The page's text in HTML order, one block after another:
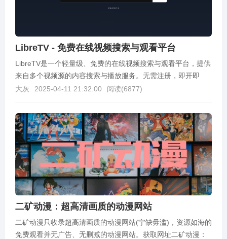
LibreTV - 免费在线视频搜索与观看平台
LibreTV是一个轻量级、免费的在线视频搜索与观看平台，提供
来自多个视频源的内容搜索与播放服务。无需注册，即开即
用，支持多种设备访问。项目采用纯前端技术构建，...
大灰 2025-04-11 21:32:00 阅读(6877)
二矿动漫：超高清画质的动漫网站
二矿动漫只收录超高清画质的动漫网站(宁缺毋滥)，资源如海的
免费观看并无广告、无删减的动漫网站。获取网址二矿动漫：